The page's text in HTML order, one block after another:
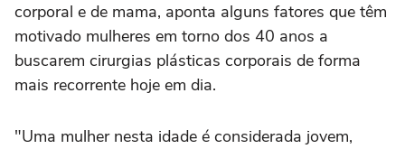
corporal e de mama, aponta alguns fatores que têm
motivado mulheres em torno dos 40 anos a
buscarem cirurgias plásticas corporais de forma
mais recorrente hoje em dia.
"Uma mulher nesta idade é considerada jovem,